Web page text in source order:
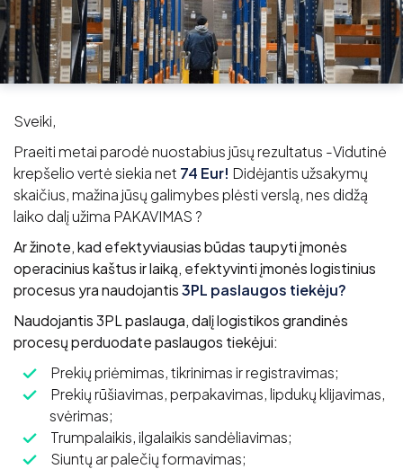
Sveiki,
Praeiti metai parodė nuostabius jūsų rezultatus -Vidutinė
krepšelio vertė siekia net 74 Eur! Didėjantis užsakymų
skaičius, mažina jūsų galimybes plėsti verslą, nes didžą
laiko dalį užima PAKAVIMAS ?
Ar žinote, kad efektyviausias būdas taupyti įmonės
operacinius kaštus ir laiką, efektyvinti įmonės logistinius
procesus yra naudojantis3PL paslaugos tiekėju?
Naudojantis 3PL paslauga, dalį logistikos grandinės
procesų perduodate paslaugos tiekėjui:
Prekių priėmimas, tikrinimas ir registravimas;
Prekių rūšiavimas, perpakavimas, lipdukų klijavimas,
svėrimas;
Trumpalaikis, ilgalaikis sandėliavimas;
Siuntų ar palečių formavimas;